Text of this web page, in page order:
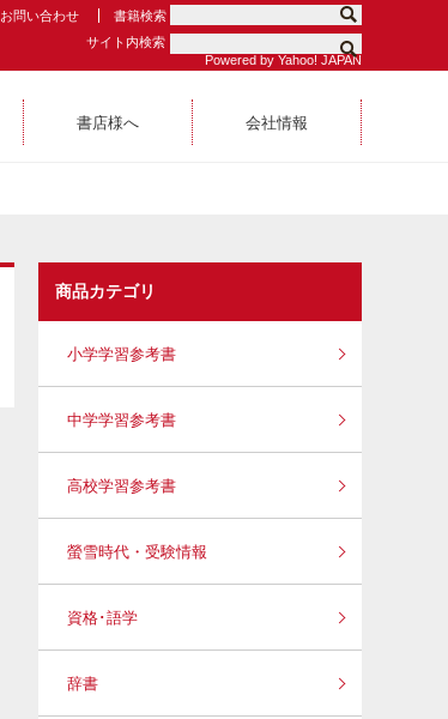
お問い合わせ
書籍検索
サイト内検索
Powered by Yahoo! JAPAN
書店様へ 会社情報
商品カテゴリ
小学学習参考書
中学学習参考書
高校学習参考書
螢雪時代・受験情報
資格･語学
辞書